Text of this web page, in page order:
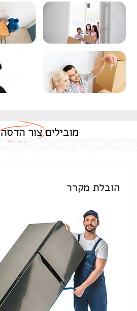
מוביליםצור הדסה
הובלת מקרר